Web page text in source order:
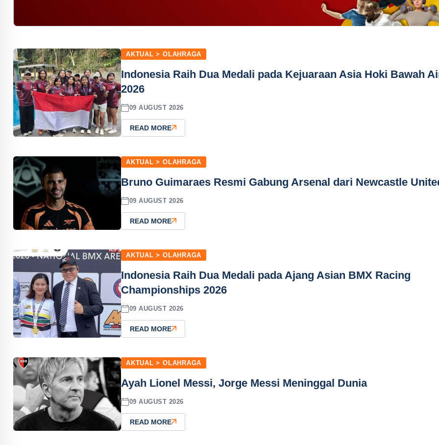
AKTUAL > OLAHRAGA
Indonesia Raih Dua Medali pada Kejuaraan Asia Hoki Bawah
2026
09 AUGUST 2026
READ MORE
AKTUAL > OLAHRAGA
Bruno Guimaraes Resmi Gabung Arsenal dari Newcastle
09 AUGUST 2026
READ MORE
AKTUAL > OLAHRAGA
Indonesia Raih Dua Medali pada Ajang Asian BMX Racing
Championships 2026
09 AUGUST 2026
READ MORE
AKTUAL > OLAHRAGA
Ayah Lionel Messi, Jorge Messi Meninggal Dunia
09 AUGUST 2026
READ MORE